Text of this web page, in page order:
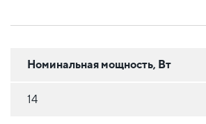
Номинальная мощность, Вт
14